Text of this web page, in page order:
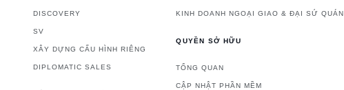
DISCOVERY
SV
XÂY DỰNG CẤU HÌNH RIÊNG
DIPLOMATIC SALES
KINH DOANH NGOẠI GIAO & ĐẠI SỨ QUÁN
QUYỀN SỞ HỮU
TỔNG QUAN
CẬP NHẬT PHẦN MỀM